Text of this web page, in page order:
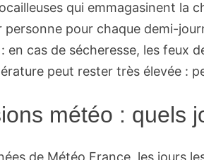
qui emmagasinent la
personne pour chaque demi-
en cas de sécheresse, les feux
peut rester très élevée :
météo : quels